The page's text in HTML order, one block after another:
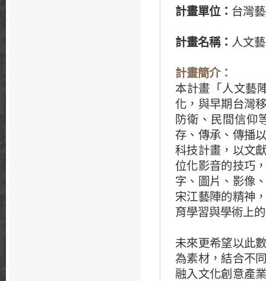
計畫單位： 台灣
計畫名稱： 人文
計畫簡介：
本計畫「人文藝
化，與早期台灣
防衛、民間信仰
存、傳承、傳播
科技計畫，以文
位化影音的技巧
字、圖片、影像
宋江藝陣的精神
育學習與學術上
未來更希望以此
為素材，結合不
融入文化創意產